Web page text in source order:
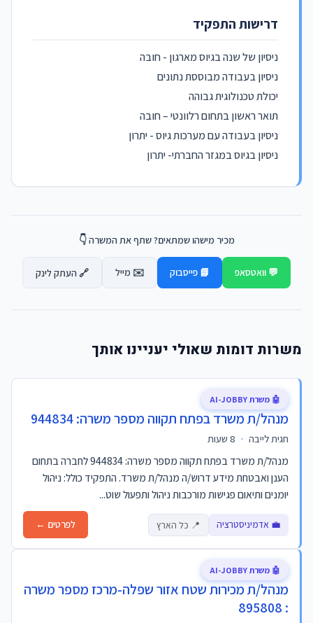
דרישות התפקיד
ניסיון של שנה בגיוס מארגון - חובה
ניסיון בעבודה מבוססת נתונים
יכולת טכנולוגית גבוהה
תואר ראשון בתחום רלוונטי – חובה
ניסיון בעבודה עם מערכות גיוס - יתרון
ניסיון בגיוס במגזר החברתי- יתרון
מכיר מישהו שמתאים? שתף את המשרה 👇
💬 וואטסאפ 📘 פייסבוק ✉️ מייל 🔗 העתק לינק
משרות דומות שאולי יעניינו אותך
מנהל/ת משרד בפתח תקווה מספר משרה: 944834
חגית לייבה ·
מנהל/ת משרד בפתח תקווה מספר משרה: 944834 לחברה בתחום
הענן ואבטחת מידע דרוש/ה מנהל/ת משרד. התפקיד כולל: ניהול
יומנים ותיאום פגישות מורכבות ניהול ותפעול שוט...
💼 אדמיניסטרציה 📍 כל הארץ לפרטים ←
🤖 משרת AI-JOBBY
מנהל/ת מכירות שטח אזור שפלה-מרכז מספר משרה
: 895808
🤖 משרת AI-JOBBY